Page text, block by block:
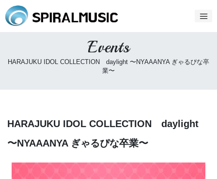
Events
HARAJUKU IDOL COLLECTION daylight 〜NYAAANYA ぎゃるぴな卒
業〜
HARAJUKU IDOL COLLECTION daylight
〜NYAAANYA ぎゃるぴな卒業〜